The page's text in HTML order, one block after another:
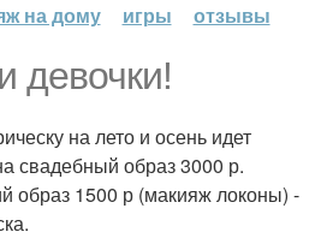
на дому
игры отзывы
девочки!
на лето и осень идет
свадебный образ 3000 р.
образ 1500 р (макияж локоны) -